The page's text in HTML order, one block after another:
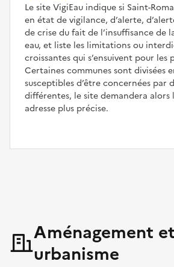
Le site VigiEau indique si Saint-
en état de vigilance, d’alerte,
de crise du fait de l’insuffisance de
eau, et liste les limitations ou
croissantes qui s’ensuivent pour les
Certaines communes sont divisées
susceptibles d’être concernées par
différentes, le site demandera alors
adresse plus précise.
Aménagement et
urbanisme